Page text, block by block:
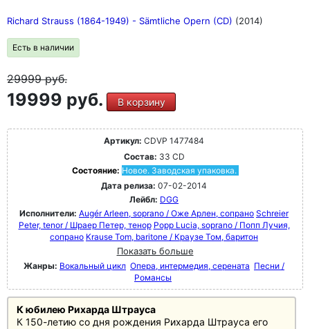
Richard Strauss (1864-1949) - Sämtliche Opern (CD) (2014)
Есть в наличии
29999руб.
19999 руб. В корзину
Артикул: CDVP 1477484
Состав: 33 CD
Состояние: Новое. Заводская упаковка.
Дата релиза: 07-02-2014
Лейбл: DGG
Исполнители: Augér Arleen, soprano / Оже Арлен, сопрано Schreier
Peter, tenor / Шраер Петер, тенор Popp Lucia, soprano / Попп Лучия,
сопрано Krause Tom, baritone / Краузе Том, баритон
Показать больше
Жанры: Вокальный цикл Опера, интермедия, серената Песни /
Романсы
К юбилею Рихарда Штрауса
К 150-летию со дня рождения Рихарда Штрауса его